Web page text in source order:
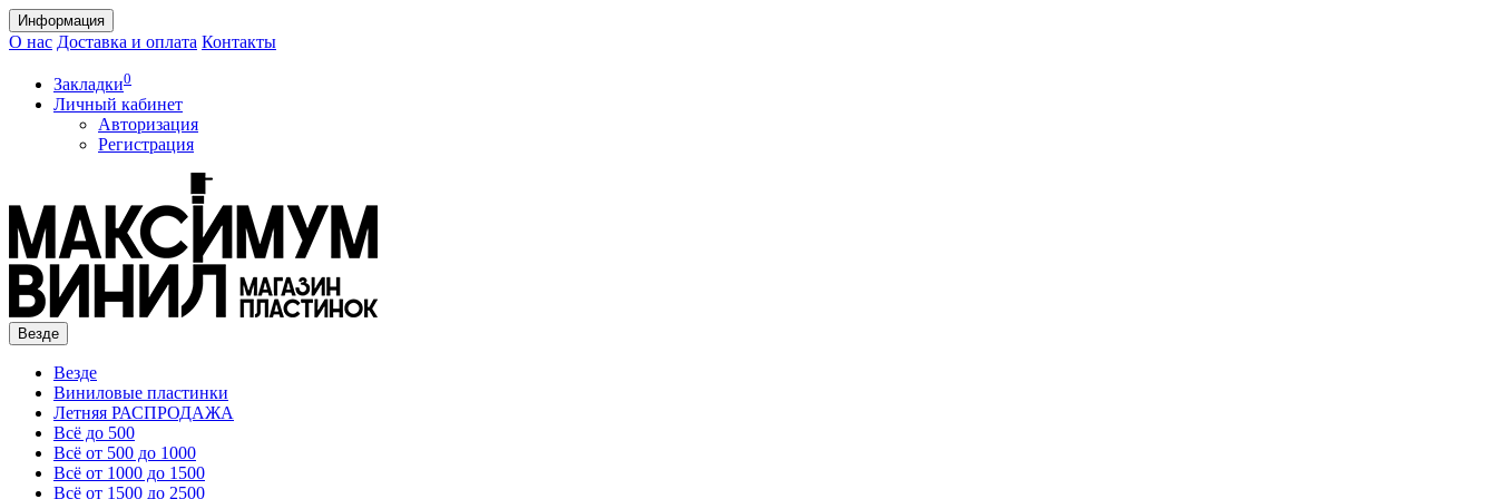
Информация
О нас Доставка и оплата Контакты
Закладки0
Личный кабинет
Авторизация
Регистрация
Везде
Везде
Виниловые пластинки
Летняя РАСПРОДАЖА
Всё до 500
Всё от 500 до 1000
Всё от 1000 до 1500
Всё от 1500 до 2500